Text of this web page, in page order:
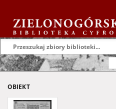
OBIEKT